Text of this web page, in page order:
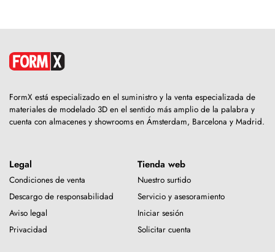
FormX está especializado en el suministro y la venta especializada de
materiales de modelado 3D en el sentido más amplio de la palabra y
cuenta con almacenes y showrooms en Ámsterdam, Barcelona y Madrid.
Legal
Condiciones de venta
Descargo de responsabilidad
Aviso legal
Privacidad
Tienda web
Nuestro surtido
Servicio y asesoramiento
Iniciar sesión
Solicitar cuenta